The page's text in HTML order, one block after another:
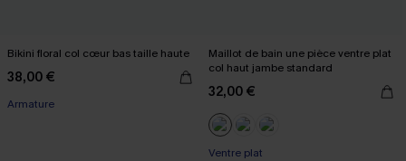
Bikini floral col cœur bas taille haute
38,00 €
Armature
Maillot de bain une pièce ventre plat
col haut jambe standard
32,00 €
Ventre plat